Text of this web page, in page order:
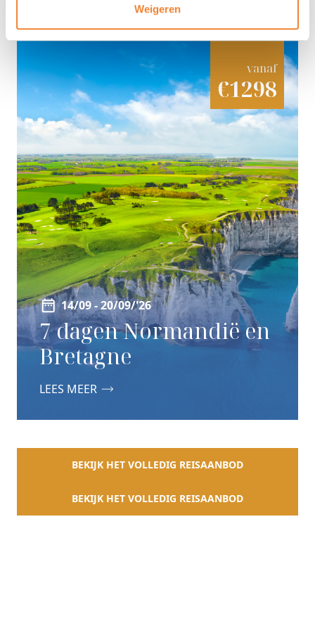
Weigeren
vanaf
€1298
14/09 - 20/09/'26
7 dagen Normandië en
Bretagne
LEES MEER
BEKIJK HET VOLLEDIG REISAANBOD
BEKIJK HET VOLLEDIG REISAANBOD